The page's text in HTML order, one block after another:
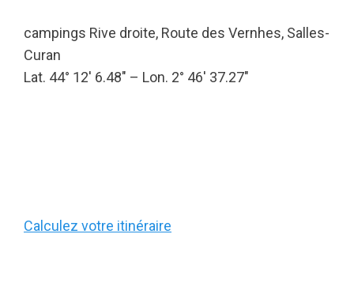
campings Rive droite, Route des Vernhes, Salles-
Curan
Lat. 44° 12′ 6.48″ – Lon. 2° 46′ 37.27″
Calculez votre itinéraire